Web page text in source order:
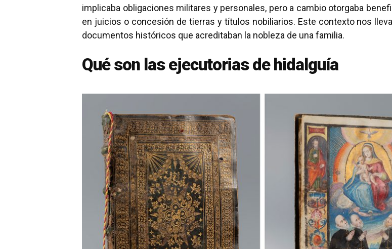
implicaba obligaciones militares y personales, pero a cambio otorgaba
en juicios o concesión de tierras y títulos nobiliarios. Este contexto nos
documentos históricos que acreditaban la nobleza de una familia.
Qué son las ejecutorias de hidalguía